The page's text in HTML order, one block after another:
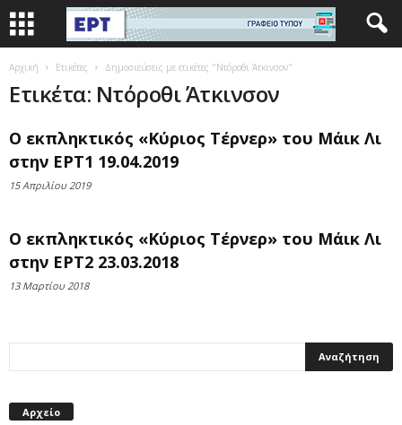
Αρχική Ετικέτες Δημοσιεύσεις με ετικέτες "Ντόροθι Άτκινσον"
Ετικέτα: Ντόροθι Άτκινσον
Ο εκπληκτικός «Κύριος Τέρνερ» του Μάικ Λι
στην ΕΡΤ1 19.04.2019
15 Απριλίου 2019
Ο εκπληκτικός «Κύριος Τέρνερ» του Μάικ Λι
στην ΕΡΤ2 23.03.2018
13 Μαρτίου 2018
Αρχείο